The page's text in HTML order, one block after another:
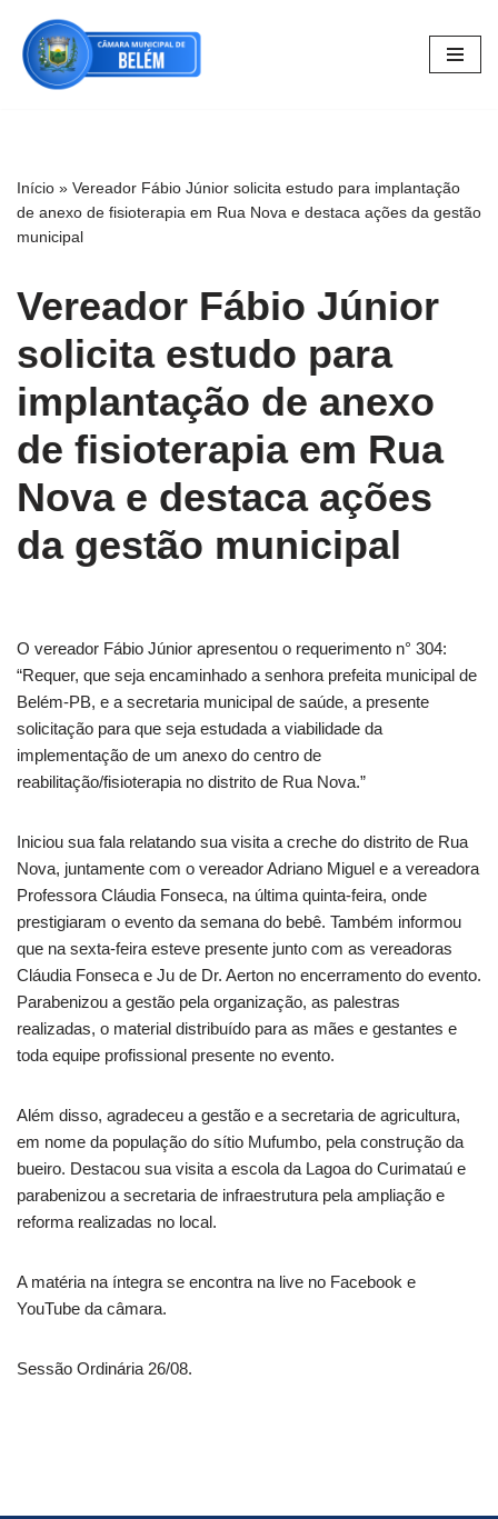
Pular
para
Início » Vereador Fábio Júnior solicita estudo para implantação
de anexo de fisioterapia em Rua Nova e destaca ações da gestão
municipal
Vereador Fábio Júnior
solicita estudo para
implantação de anexo
de fisioterapia em Rua
Nova e destaca ações
da gestão municipal
O vereador Fábio Júnior apresentou o requerimento n° 304:
“Requer, que seja encaminhado a senhora prefeita municipal de
Belém-PB, e a secretaria municipal de saúde, a presente
solicitação para que seja estudada a viabilidade da
implementação de um anexo do centro de
reabilitação/fisioterapia no distrito de Rua Nova.”
Iniciou sua fala relatando sua visita a creche do distrito de Rua
Nova, juntamente com o vereador Adriano Miguel e a vereadora
Professora Cláudia Fonseca, na última quinta-feira, onde
prestigiaram o evento da semana do bebê. Também informou
que na sexta-feira esteve presente junto com as vereadoras
Cláudia Fonseca e Ju de Dr. Aerton no encerramento do evento.
Parabenizou a gestão pela organização, as palestras
realizadas, o material distribuído para as mães e gestantes e
toda equipe profissional presente no evento.
Além disso, agradeceu a gestão e a secretaria de agricultura,
em nome da população do sítio Mufumbo, pela construção da
bueiro. Destacou sua visita a escola da Lagoa do Curimataú e
parabenizou a secretaria de infraestrutura pela ampliação e
reforma realizadas no local.
A matéria na íntegra se encontra na live no Facebook e
YouTube da câmara.
Sessão Ordinária 26/08.